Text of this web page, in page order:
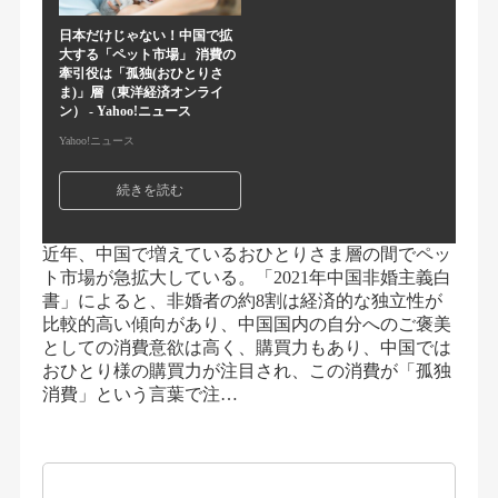
日本だけじゃない！中国で拡
大する「ペット市場」 消費の
牽引役は「孤独(おひとりさ
ま)」層（東洋経済オンライ
ン） - Yahoo!ニュース
Yahoo!ニュース
続きを読む
近年、中国で増えているおひとりさま層の間でペッ
ト市場が急拡大している。「2021年中国非婚主義白
書」によると、非婚者の約8割は経済的な独立性が
比較的高い傾向があり、中国国内の自分へのご褒美
としての消費意欲は高く、購買力もあり、中国では
おひとり様の購買力が注目され、この消費が「孤独
消費」という言葉で注…